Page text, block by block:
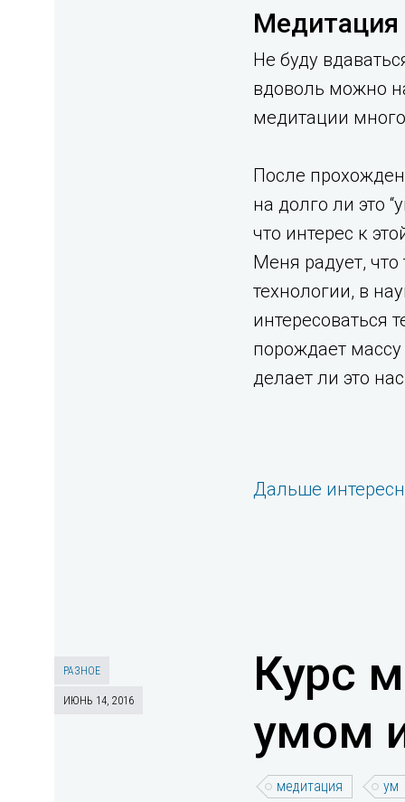
Медитация
Не буду
вдоволь можно
медитации
После
на долго ли это
что интерес к
Меня радует,
технологии, в
интересоваться
порождает
делает ли это
Дальше
РАЗНОЕ
ИЮНЬ 14, 2016
Курс
умом
медитация ум